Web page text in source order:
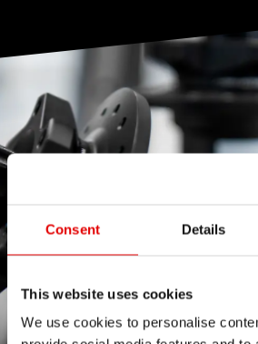
Consent Details
This website uses cookies
We use cookies to personalise